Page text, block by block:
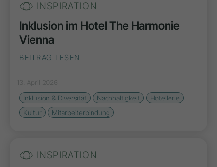
INSPIRATION
Inklusion im Hotel The Harmonie
Vienna
BEITRAG LESEN
13. April 2026
Inklusion & Diversität
Nachhaltigkeit
Hotellerie
Kultur
Mitarbeiterbindung
INSPIRATION